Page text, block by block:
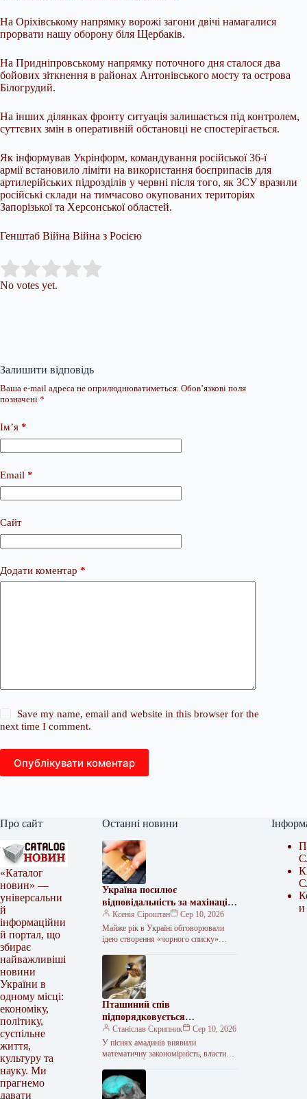
На Оріхівському напрямку ворожі загони двічі намагалися
прорвати нашу оборону біля Щербаків.
На Придніпровському напрямку поточного дня сталося два
бойових зіткнення в районах Антонівського мосту та острова
Білогрудий.
На інших ділянках фронту ситуація залишається під контролем,
суттєвих змін в оперативній обстановці не спостерігається.
Як інформував Укрінформ, командування російської 36-ї
армії встановило ліміти на використання боєприпасів для
артилерійських підрозділів у червні після того, як ЗСУ вразили
російські склади на тимчасово окупованих територіях
Запорізької та Херсонської областей.
Генштаб Війна Війна з Росією
Rate this item:
No votes yet.
Залишити відповідь
Ваша e-mail адреса не оприлюднюватиметься. Обов’язкові поля
позначені *
Ім’я *
Email *
Сайт
Додати коментар *
Save my name, email and website in this browser for the
next time I comment.
Опублікувати коментар
Про сайт
«Каталог
новин» —
універсальни
й
інформаційни
й портал, що
збирає
найважливіші
новини
України в
одному місці:
економіку,
політику,
суспільне
життя,
культуру та
науку. Ми
прагнемо
давати
Останні новини
Україна посилює
відповідальність за махінації з
безготівковими платежами
Ксенія Сіроштан
Сер 10, 2026
Майже рік в Україні обговорювали
ідею створення «чорного списку»
яких відмивають гроші. Тепер же за…
Пташиний спів
підпорядковується
математиці людської мови
Станіслав Скрипник
Сер 10, 2026
У піснях амадинів виявили
математичну закономірність, властиву
комунікації також знайшли ознаки
підпорядкування закону. Гіпфа —
и